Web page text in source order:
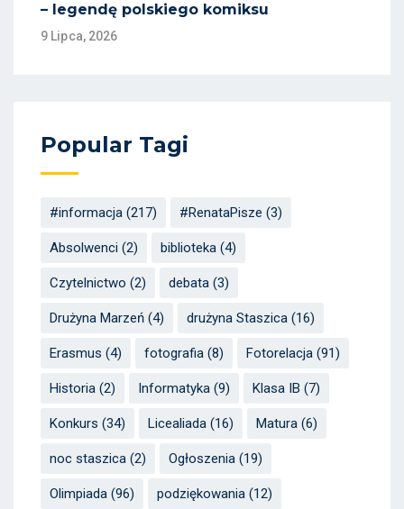
– legendę polskiego komiksu
9 Lipca, 2026
Popular Tagi
#informacja (217) #RenataPisze (3)
Absolwenci (2) biblioteka (4)
Czytelnictwo (2) debata (3)
Drużyna Marzeń (4) drużyna Staszica (16)
Erasmus (4) fotografia (8) Fotorelacja (91)
Historia (2) Informatyka (9) Klasa IB (7)
Konkurs (34) Licealiada (16) Matura (6)
noc staszica (2) Ogłoszenia (19)
Olimpiada (96) podziękowania (12)